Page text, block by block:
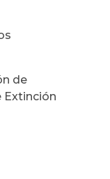
de
Extinción